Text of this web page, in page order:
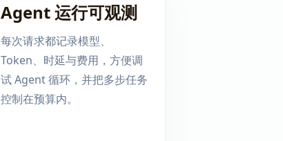
Agent 运行可观测
每次请求都记录模型、
Token、时延与费用，方便调
试 Agent 循环，并把多步任务
控制在预算内。